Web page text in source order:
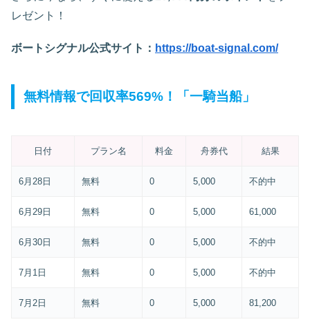
レゼント！
ボートシグナル公式サイト： https://boat-signal.com/
無料情報で回収率569%！「一騎当船」
日付 プラン名 料金 舟券代 結果
6月28日 無料 0 5,000 不的中
6月29日 無料 0 5,000 61,000
6月30日 無料 0 5,000 不的中
7月1日 無料 0 5,000 不的中
7月2日 無料 0 5,000 81,200